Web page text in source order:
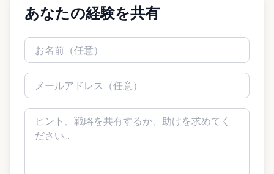
あなたの経験を共有